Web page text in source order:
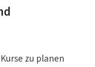
zu planen